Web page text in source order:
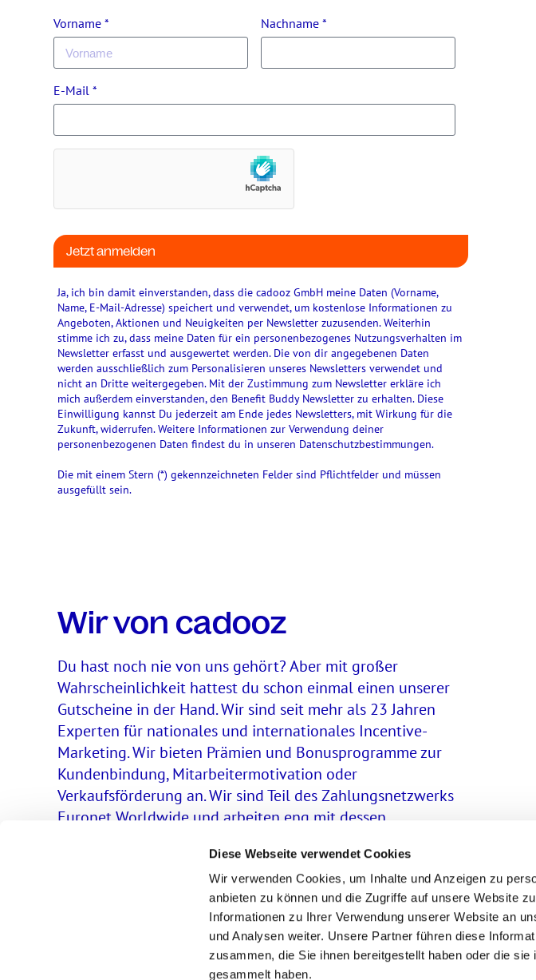
Diese Webseite verwendet Cookies
Wir verwenden Cookies, um Inhalte und Anzeigen zu
anbieten zu können und die Zugriffe auf unsere Website
Informationen zu Ihrer Verwendung unserer Website an
und Analysen weiter. Unsere Partner führen diese
zusammen, die Sie ihnen bereitgestellt haben oder die
gesammelt haben.
Vorname * Nachname *
E-Mail *
Jetzt anmelden
Ja, ich bin damit einverstanden, dass die cadooz GmbH meine Daten (Vorname,
Name, E-Mail-Adresse) speichert und verwendet, um kostenlose Informationen zu
Angeboten, Aktionen und Neuigkeiten per Newsletter zuzusenden. Weiterhin
stimme ich zu, dass meine Daten für ein personenbezogenes Nutzungsverhalten im
Newsletter erfasst und ausgewertet werden. Die von dir angegebenen Daten
werden ausschließlich zum Personalisieren unseres Newsletters verwendet und
nicht an Dritte weitergegeben. Mit der Zustimmung zum Newsletter erkläre ich
mich außerdem einverstanden, den Benefit Buddy Newsletter zu erhalten. Diese
Einwilligung kannst Du jederzeit am Ende jedes Newsletters, mit Wirkung für die
Zukunft, widerrufen. Weitere Informationen zur Verwendung deiner
personenbezogenen Daten findest du in unseren Datenschutzbestimmungen.
Die mit einem Stern (*) gekennzeichneten Felder sind Pflichtfelder und müssen
ausgefüllt sein.
Wir von cadooz
Du hast noch nie von uns gehört? Aber mit großer
Wahrscheinlichkeit hattest du schon einmal einen unserer
Gutscheine in der Hand. Wir sind seit mehr als 23 Jahren
Experten für nationales und internationales Incentive-
Marketing. Wir bieten Prämien und Bonusprogramme zur
Kundenbindung, Mitarbeitermotivation oder
Verkaufsförderung an. Wir sind Teil des Zahlungsnetzwerks
Euronet Worldwide und arbeiten eng mit dessen
Unternehmen findest du auchhier.